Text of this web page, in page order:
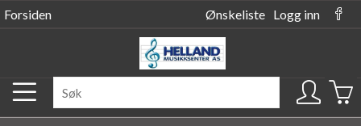
Forsiden Ønskeliste Logg inn